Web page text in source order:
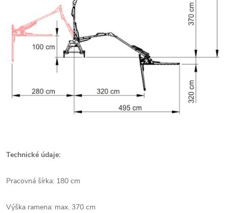
Technické údaje:
Pracovná šírka: 180 cm
Výška ramena: max. 370 cm